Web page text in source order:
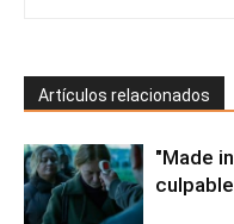
Artículos relacionados
"Made
culpable